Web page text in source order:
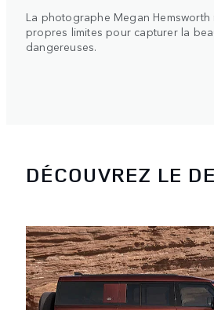
La photographe Megan Hemsworth
propres limites pour capturer la
dangereuses.
DÉCOUVREZ LE